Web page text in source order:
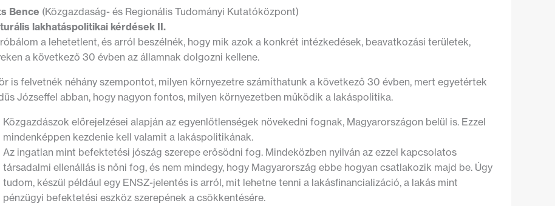
Bence (Közgazdaság- és Regionális Tudományi Kutatóközpont)
lakhatáspolitikai kérdések II.
a lehetetlent, és arról beszélnék, hogy mik azok a konkrét intézkedések, beavatkozási területek,
a következő 30 évben az államnak dolgozni kellene.
is felvetnék néhány szempontot, milyen környezetre számíthatunk a következő 30 évben, mert egyetértek
Józseffel abban, hogy nagyon fontos, milyen környezetben működik a lakáspolitika.
Közgazdászok előrejelzései alapján az egyenlőtlenségek növekedni fognak, Magyarországon belül is. Ezzel
mindenképpen kezdenie kell valamit a lakáspolitikának.
Az ingatlan mint befektetési jószág szerepe erősödni fog. Mindeközben nyilván az ezzel kapcsolatos
társadalmi ellenállás is nőni fog, és nem mindegy, hogy Magyarország ebbe hogyan csatlakozik majd be. Úgy
tudom, készül például egy ENSZ-jelentés is arról, mit lehetne tenni a lakásfinancializáció, a lakás mint
pénzügyi befektetési eszköz szerepének a csökkentésére.